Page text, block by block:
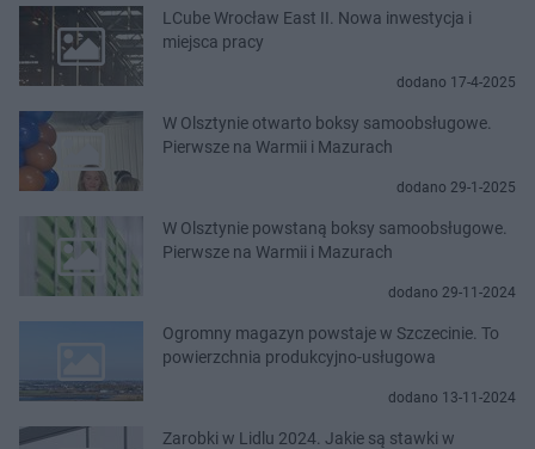
LCube Wrocław East II. Nowa inwestycja i
miejsca pracy
dodano 17-4-2025
W Olsztynie otwarto boksy samoobsługowe.
Pierwsze na Warmii i Mazurach
dodano 29-1-2025
W Olsztynie powstaną boksy samoobsługowe.
Pierwsze na Warmii i Mazurach
dodano 29-11-2024
Ogromny magazyn powstaje w Szczecinie. To
powierzchnia produkcyjno-usługowa
dodano 13-11-2024
Zarobki w Lidlu 2024. Jakie są stawki w